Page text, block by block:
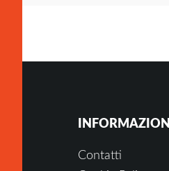
INFORMAZIONI
Contatti